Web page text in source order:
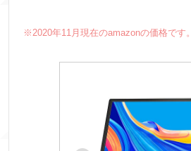
※2020年11月現在のamazonの価格です。